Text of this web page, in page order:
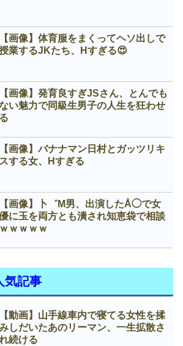
【画像】体育服をまくってヘソ出しで
業するJKたち、Нすぎる😍
【画像】発育良すぎJSさん、とんでも
い魅力で同級生男子の人生を狂わせ
る
【画像】バナナマン日村とガッツリキ
スする女、Нすぎる
【画像】卜゛M男、出演したÅ◯で女
に玉を両方とも潰され知恵袋で相談
ｗｗｗｗｗ
気記事
【動画】山手線車内で寝てる女性を揉
しだいたあのリーマン、一生拡散さ
続ける